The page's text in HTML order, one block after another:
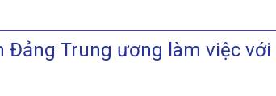
Đảng Trung ương làm việc với